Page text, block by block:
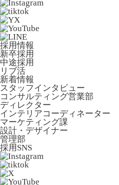
採用情報
新卒採用
中途採用
リブ活
新着情報
スタッフインタビュー
コンサルティング営業部
ディレクター
インテリアコーディネーター
マーケティング課
設計・デザイナー
管理部
採用SNS